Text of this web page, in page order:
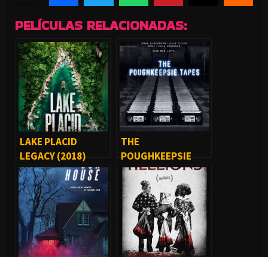
PELÍCULAS RELACIONADAS:
LAKE PLACID
LEGACY (2018)
THE
POUGHKEEPSIE
TAPES (2007)